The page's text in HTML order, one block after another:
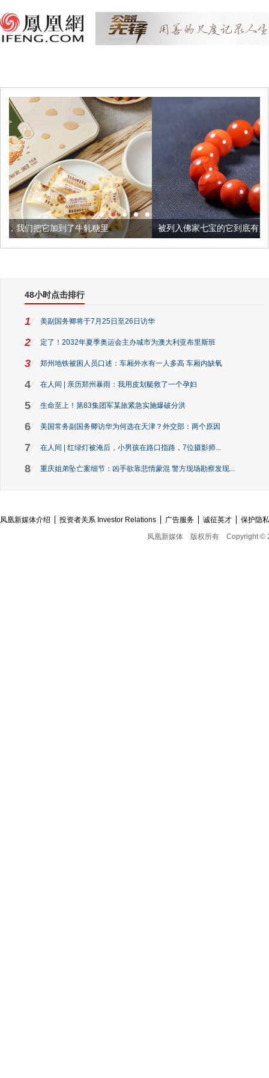
轧糖里 被列入佛家七宝的它到底有多美？
48小时点击排行
1 美副国务卿将于7月25日至26日访华
2 定了！2032年夏季奥运会主办城市为澳大利亚布里斯班
3 郑州地铁被困人员口述：车厢外水有一人多高 车厢内缺氧
4 在人间 | 亲历郑州暴雨：我用皮划艇救了一个孕妇
5 生命至上！第83集团军某旅紧急实施爆破分洪
6 美国常务副国务卿访华为何选在天津？外交部：两个原因
7 在人间 | 红绿灯被淹后，小男孩在路口指路，7位摄影师...
8 重庆姐弟坠亡案细节：凶手欲靠悲情蒙混 警方现场勘察发现...
凤凰新媒体介绍 投资者关系 Investor Relations 广告服务 诚征英才
保护隐
凤凰新媒体
版权所有 Copyright ©